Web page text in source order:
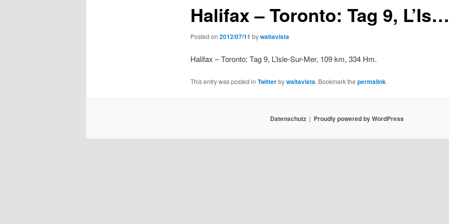
Halifax – Toronto: Tag 9, L’Is…
Posted on 2012/07/11 bywaltavista
Halifax – Toronto: Tag 9, L’Isle-Sur-Mer, 109 km, 334 Hm.
This entry was posted in Twitterbywaltavista. Bookmark the permalink.
Datenschutz Proudly powered by WordPress